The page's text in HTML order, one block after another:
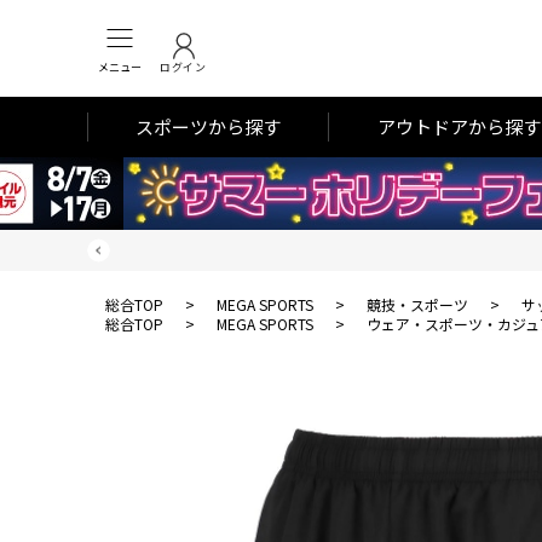
メニュー ログイン
スポーツから探す アウトドアから探す
総合TOP > MEGA SPORTS > 競技・スポーツ >
サ
総合TOP
> MEGA SPORTS > ウェア・スポーツ・カジ